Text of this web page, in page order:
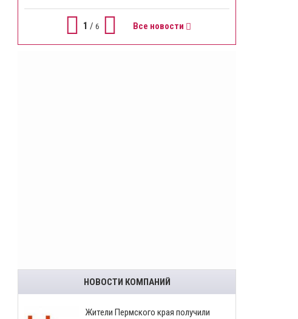
1 / 6 Все новости
НОВОСТИ КОМПАНИЙ
​Жители Пермского края получили